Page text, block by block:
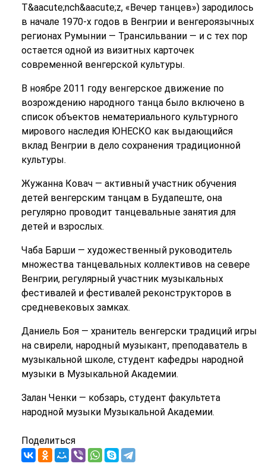
T&aacute;nch&aacute;z, «Вечер танцев») зародилось
в начале 1970-х годов в Венгрии и венгероязычных
регионах Румынии — Трансильвании — и с тех пор
остается одной из визитных карточек
современной венгерской культуры.
В ноябре 2011 году венгерское движение по
возрождению народного танца было включено в
список объектов нематериального культурного
мирового наследия ЮНЕСКО как выдающийся
вклад Венгрии в дело сохранения традиционной
культуры.
Жужанна Ковач — активный участник обучения
детей венгерским танцам в Будапеште, она
регулярно проводит танцевальные занятия для
детей и взрослых.
Чаба Барши — художественный руководитель
множества танцевальных коллективов на севере
Венгрии, регулярный участник музыкальных
фестивалей и фестивалей реконструкторов в
средневековых замках.
Даниель Боя — хранитель венгерски традиций игры
на свирели, народный музыкант, преподаватель в
музыкальной школе, студент кафедры народной
музыки в Музыкальной Академии.
Залан Ченки — кобзарь, студент факультета
народной музыки Музыкальной Академии.
Поделиться